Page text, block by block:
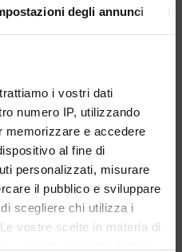
degli annunci
trattiamo i vostri dati
numero IP, utilizzando
memorizzare e accedere
al fine di
personalizzati, misurare
il pubblico e sviluppare
scegliere chi utilizza i
vostre scelte in materia di